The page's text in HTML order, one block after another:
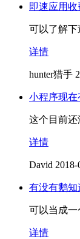
即速应用
可以了解下
详情
hunter猎手
小程序现在
这个目前还
详情
David 2018-
有没有鹅
可以当成一
详情